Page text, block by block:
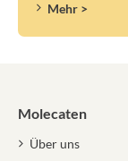
Mehr >
Molecaten
Über uns